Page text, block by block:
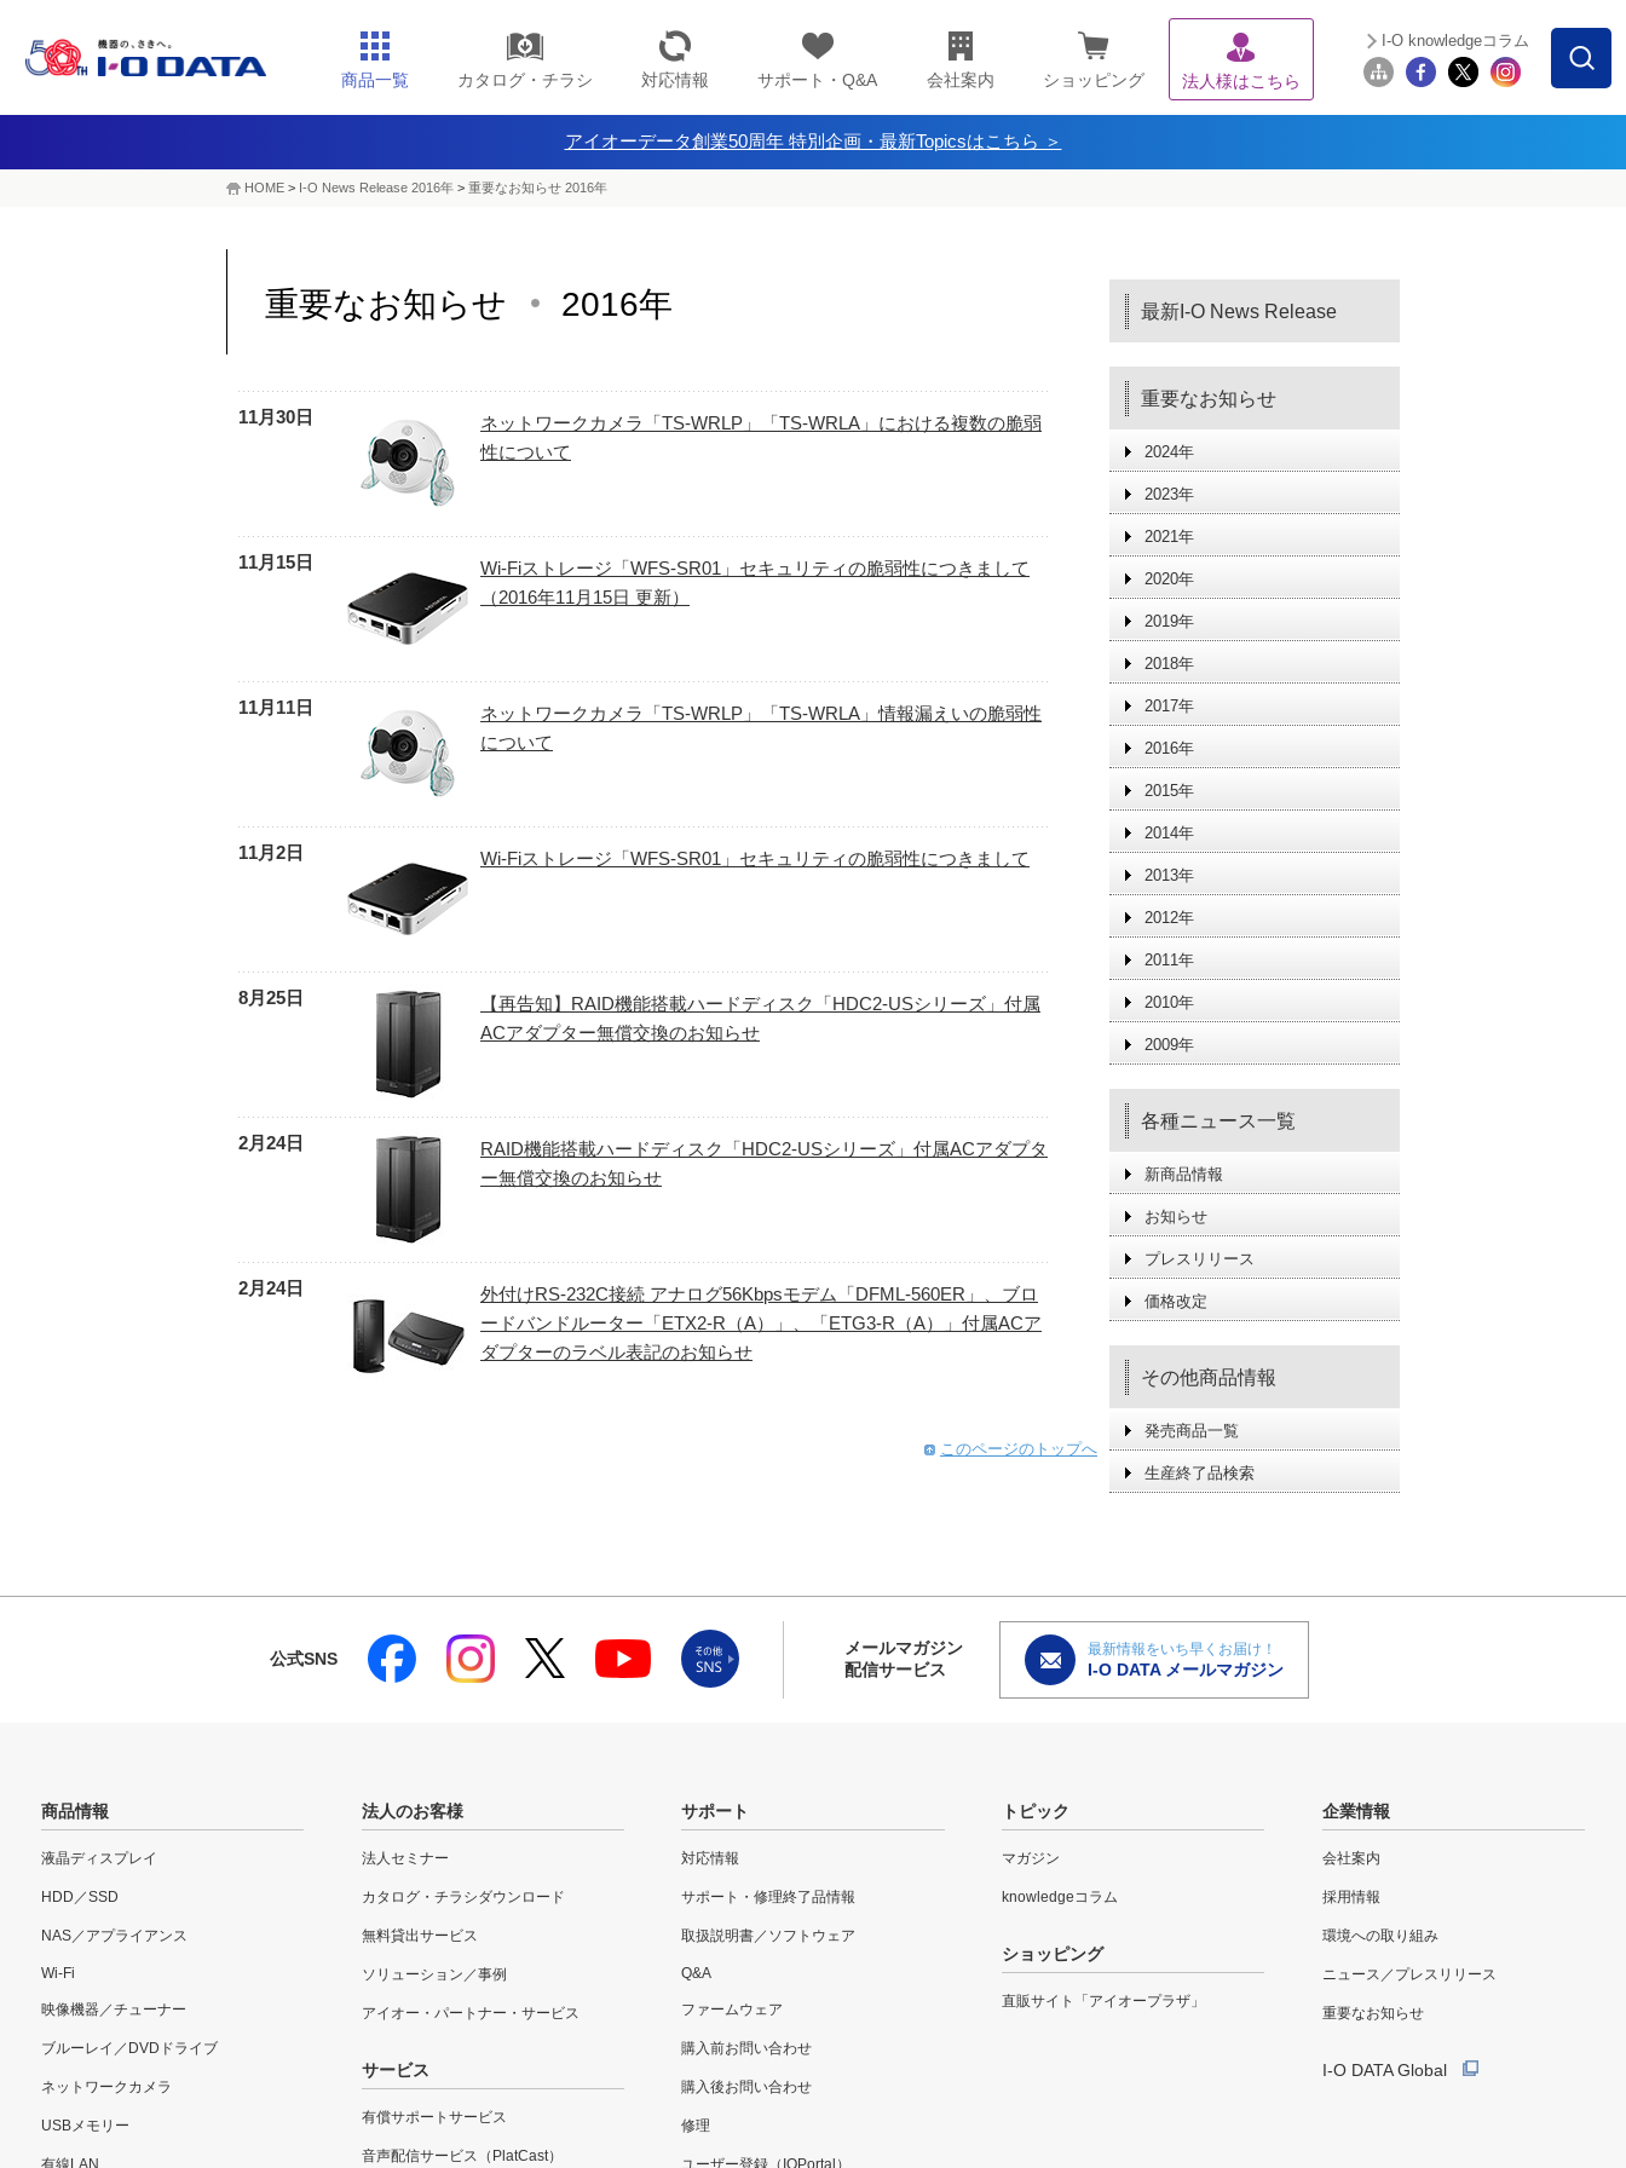
商品一覧 カタログ・チラシ 対応情報 サポート・Q&A 会社案内 ショッピング 法人様はこちら
I-O knowledgeコラム
アイオーデータ創業50周年 特別企画・最新Topicsはこちら ＞
HOME > I-O News Release 2016年 > 重要なお知らせ 2016年
重要なお知らせ 2016年
11月30日
ネットワークカメラ「TS-WRLP」「TS-WRLA」における複数の脆弱
性について
11月15日
Wi-Fiストレージ「WFS-SR01」セキュリティの脆弱性につきまして
（2016年11月15日 更新）
11月11日
ネットワークカメラ「TS-WRLP」「TS-WRLA」情報漏えいの脆弱性
について
11月2日 Wi-Fiストレージ「WFS-SR01」セキュリティの脆弱性につきまして
8月25日
【再告知】RAID機能搭載ハードディスク「HDC2-USシリーズ」付属
ACアダプター無償交換のお知らせ
2月24日
RAID機能搭載ハードディスク「HDC2-USシリーズ」付属ACアダプタ
ー無償交換のお知らせ
2月24日
外付けRS-232C接続 アナログ56Kbpsモデム「DFML-560ER」、ブロ
ードバンドルーター「ETX2-R（A）」、「ETG3-R（A）」付属ACア
ダプターのラベル表記のお知らせ
このページのトップへ
最新I-O News Release
重要なお知らせ
2024年
2023年
2021年
2020年
2019年
2018年
2017年
2016年
2015年
2014年
2013年
2012年
2011年
2010年
2009年
各種ニュース一覧
新商品情報
お知らせ
プレスリリース
価格改定
その他商品情報
発売商品一覧
生産終了品検索
公式SNS
メールマガジン
配信サービス
最新情報をいち早くお届け！
I-O DATA メールマガジン
商品情報
液晶ディスプレイ
HDD／SSD
NAS／アプライアンス
Wi-Fi
映像機器／チューナー
ブルーレイ／DVDドライブ
ネットワークカメラ
USBメモリー
有線LAN
法人のお客様
法人セミナー
カタログ・チラシダウンロード
無料貸出サービス
ソリューション／事例
アイオー・パートナー・サービス
サービス
有償サポートサービス
音声配信サービス（PlatCast）
サポート
対応情報
サポート・修理終了品情報
取扱説明書／ソフトウェア
Q&A
ファームウェア
購入前お問い合わせ
購入後お問い合わせ
修理
ユーザー登録（IOPortal）
トピック
マガジン
knowledgeコラム
ショッピング
直販サイト「アイオープラザ」
企業情報
会社案内
採用情報
環境への取り組み
ニュース／プレスリリース
重要なお知らせ
I-O DATA Global